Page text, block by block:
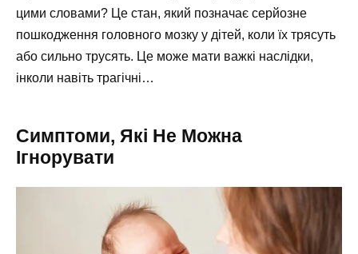
цими словами? Це стан, який позначає серйозне
пошкодження головного мозку у дітей, коли їх трясуть
або сильно трусять. Це може мати важкі наслідки,
інколи навіть трагічні…
Симптоми, Які Не Можна
Ігнорувати